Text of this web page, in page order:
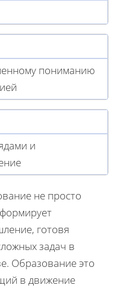
пониманию
и
не просто
готовя
задач в
Образование это
в движение